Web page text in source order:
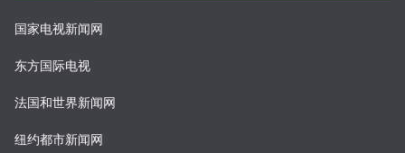
国家电视新闻网
东方国际电视
法国和世界新闻网
纽约都市新闻网